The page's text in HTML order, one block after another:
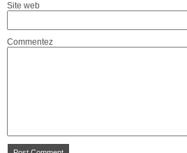
Site web
Commentez